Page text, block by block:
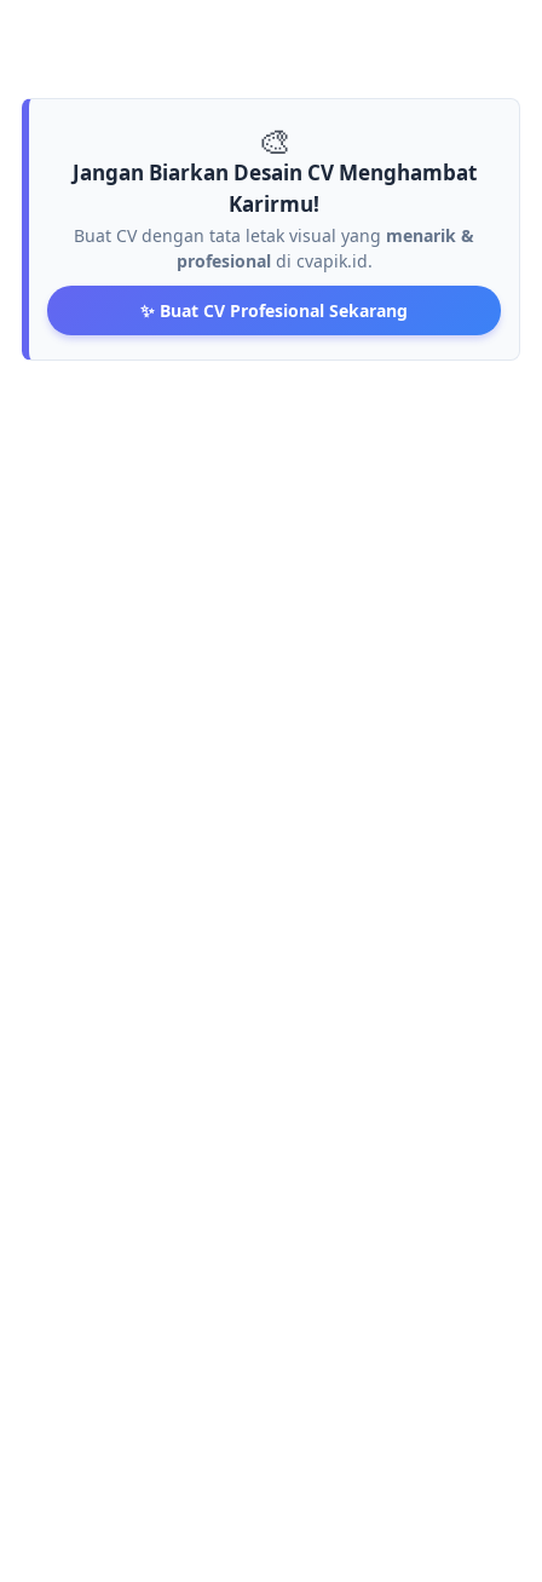
🎨
Jangan Biarkan Desain CV Menghambat
Karirmu!
Buat CV dengan tata letak visual yang menarik &
profesionaldi cvapik.id.
✨ Buat CV Profesional Sekarang